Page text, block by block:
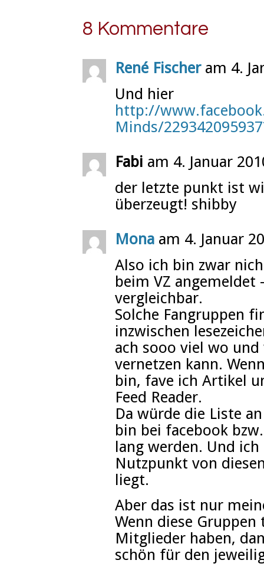
8 Kommentare
René Fischeram 4.
Und hier
http://
Minds/
Fabi am 4. Januar
der letzte punkt ist
überzeugt! shibby
Mona am 4. Januar
Also ich bin zwar
beim VZ angemeldet
vergleichbar.
Solche Fangruppen
inzwischen
ach sooo viel wo
vernetzen kann.
bin, fave ich Artikel
Feed Reader.
Da würde die Liste
bin bei facebook
lang werden. Und
Nutzpunkt von
liegt.
Aber das ist nur
Wenn diese
Mitglieder haben,
schön für den